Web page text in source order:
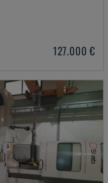
127.000 €